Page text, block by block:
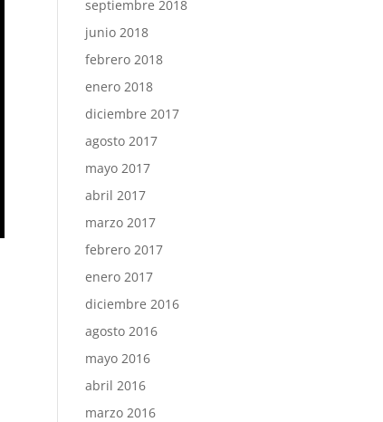
septiembre 2018
junio 2018
febrero 2018
enero 2018
diciembre 2017
agosto 2017
mayo 2017
abril 2017
marzo 2017
febrero 2017
enero 2017
diciembre 2016
agosto 2016
mayo 2016
abril 2016
marzo 2016